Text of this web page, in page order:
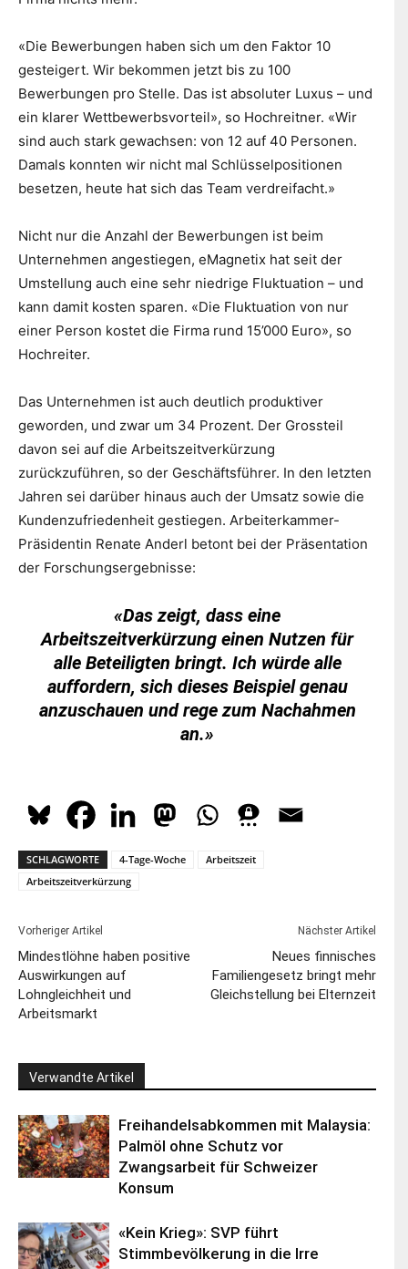
«Die Bewerbungen haben sich um den Faktor 10
gesteigert. Wir bekommen jetzt bis zu 100
Bewerbungen pro Stelle. Das ist absoluter Luxus – und
ein klarer Wettbewerbsvorteil», so Hochreitner. «Wir
sind auch stark gewachsen: von 12 auf 40 Personen.
Damals konnten wir nicht mal Schlüsselpositionen
besetzen, heute hat sich das Team verdreifacht.»
Nicht nur die Anzahl der Bewerbungen ist beim
Unternehmen angestiegen, eMagnetix hat seit der
Umstellung auch eine sehr niedrige Fluktuation – und
kann damit kosten sparen. «Die Fluktuation von nur
einer Person kostet die Firma rund 15’000 Euro», so
Hochreiter.
Das Unternehmen ist auch deutlich produktiver
geworden, und zwar um 34 Prozent. Der Grossteil
davon sei auf die Arbeitszeitverkürzung
zurückzuführen, so der Geschäftsführer. In den letzten
Jahren sei darüber hinaus auch der Umsatz sowie die
Kundenzufriedenheit gestiegen. Arbeiterkammer-
Präsidentin Renate Anderl betont bei der Präsentation
der Forschungsergebnisse:
«Das zeigt, dass eine
Arbeitszeitverkürzung einen Nutzen für
alle Beteiligten bringt. Ich würde alle
auffordern, sich dieses Beispiel genau
anzuschauen und rege zum Nachahmen
an.»
SCHLAGWORTE 4-Tage-Woche
Arbeitszeit
Arbeitszeitverkürzung
Vorheriger Artikel
Mindestlöhne haben positive
Auswirkungen auf
Lohngleichheit und
Arbeitsmarkt
Nächster Artikel
Neues finnisches
Familiengesetz bringt mehr
Gleichstellung bei Elternzeit
Verwandte Artikel
Freihandelsabkommen mit Malaysia:
Palmöl ohne Schutz vor
Zwangsarbeit für Schweizer
Konsum
«Kein Krieg»: SVP führt
Stimmbevölkerung in die Irre